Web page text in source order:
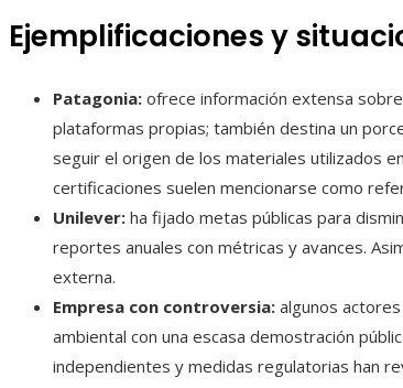
Ejemplificaciones y
Patagonia: ofrece información extensa
plataformas propias; también destina un
seguir el origen de los materiales utilizados
certificaciones suelen mencionarse como
Unilever: ha fijado metas públicas para
reportes anuales con métricas y avances.
externa.
Empresa con controversia: algunos
ambiental con una escasa demostración
independientes y medidas regulatorias han